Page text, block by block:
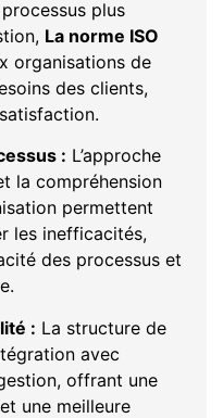
plus
La norme ISO
organisations de
des clients,
: L’approche
la compréhension
permettent
les inefficacités,
des processus et
: La structure de
avec
offrant une
une meilleure